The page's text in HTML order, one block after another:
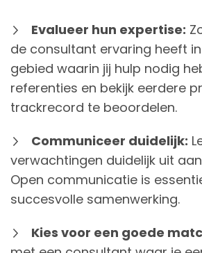
Evalueer hun expertise:
de consultant ervaring heeft
gebied waarin jij hulp nodig
referenties en bekijk eerdere
trackrecord te beoordelen.
Communiceer duidelijk:
verwachtingen duidelijk uit
Open communicatie is
succesvolle samenwerking.
Kies voor een goede